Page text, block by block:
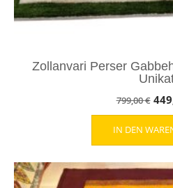
Zollanvari Perser
799,00€
IN DEN